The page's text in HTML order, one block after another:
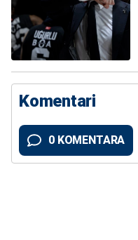
Komentari
0 KOMENTARA